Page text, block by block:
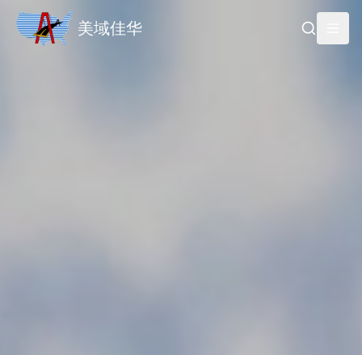
美域佳华 Search